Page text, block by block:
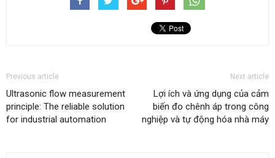
Previous article
Ultrasonic flow measurement
principle: The reliable solution
for industrial automation
Next article
Lợi ích và ứng dụng của cảm
biến đo chênh áp trong công
nghiệp và tự động hóa nhà máy